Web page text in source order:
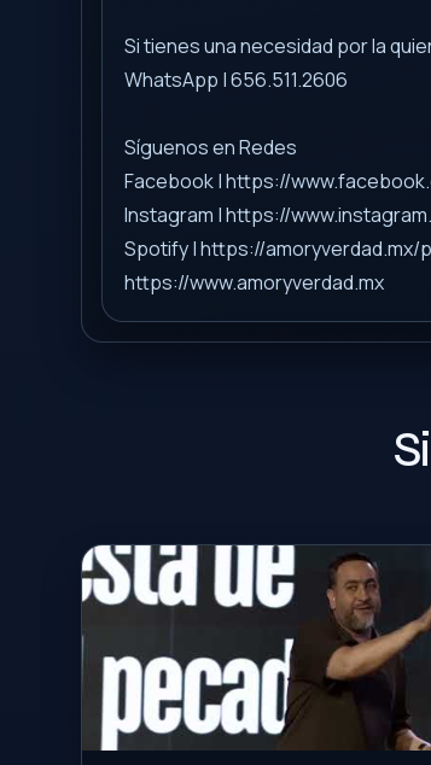
Si tienes una necesidad por la
WhatsApp | 656.511.2606
Síguenos en Redes
Facebook | https://
Instagram | https://
Spotify | https://amoryverdad.mx/
https://www.amoryverdad.mx